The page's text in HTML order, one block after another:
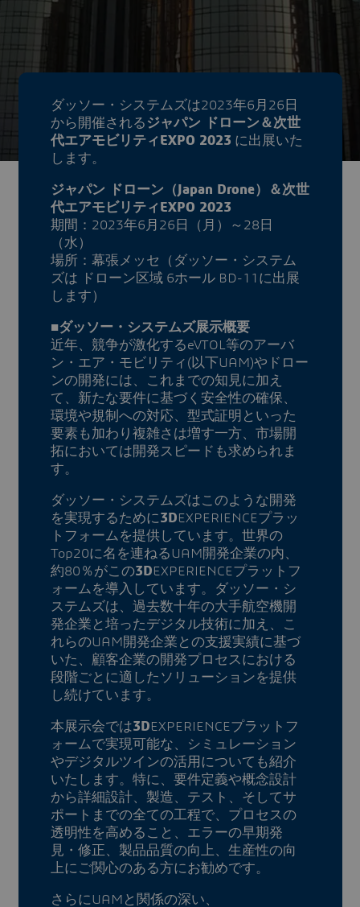
ダッソー・システムズは2023年6月26日
から開催される ジャパン ドローン＆次世
代エアモビリティEXPO 2023 に出展いた
します。
ジャパン ドローン（Japan Drone）＆次世
代エアモビリティEXPO 2023
期間：2023年6月26日（月）～28日
（水）
場所：幕張メッセ（ダッソー・システム
ズは ドローン区域 6ホール BD-11に出展
します）
■ダッソー・システムズ展示概要
近年、競争が激化するeVTOL等のアーバ
ン・エア・モビリティ(以下UAM)やドロー
ンの開発には、これまでの知見に加え
て、新たな要件に基づく安全性の確保、
環境や規制への対応、型式証明といった
要素も加わり複雑さは増す一方、市場開
拓においては開発スピードも求められま
す。
ダッソー・システムズはこのような開発
を実現するために3DEXPERIENCEプラッ
トフォームを提供しています。世界の
Top20に名を連ねるUAM開発企業の内、
約80％がこの3DEXPERIENCEプラットフ
ォームを導入しています。ダッソー・シ
ステムズは、過去数十年の大手航空機開
発企業と培ったデジタル技術に加え、こ
れらのUAM開発企業との支援実績に基づ
いた、顧客企業の開発プロセスにおける
段階ごとに適したソリューションを提供
し続けています。
本展示会では3DEXPERIENCEプラットフ
ォームで実現可能な、シミュレーション
やデジタルツインの活用についても紹介
いたします。特に、要件定義や概念設計
から詳細設計、製造、テスト、そしてサ
ポートまでの全ての工程で、プロセスの
透明性を高めること、エラーの早期発
見・修正、製品品質の向上、生産性の向
上にご関心のある方にお勧めです。
さらにUAMと関係の深い、